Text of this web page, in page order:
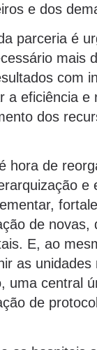
e dos
parceria é
mais
com
a eficiência
dos
hora de
de
E, ao
as
uma central
de